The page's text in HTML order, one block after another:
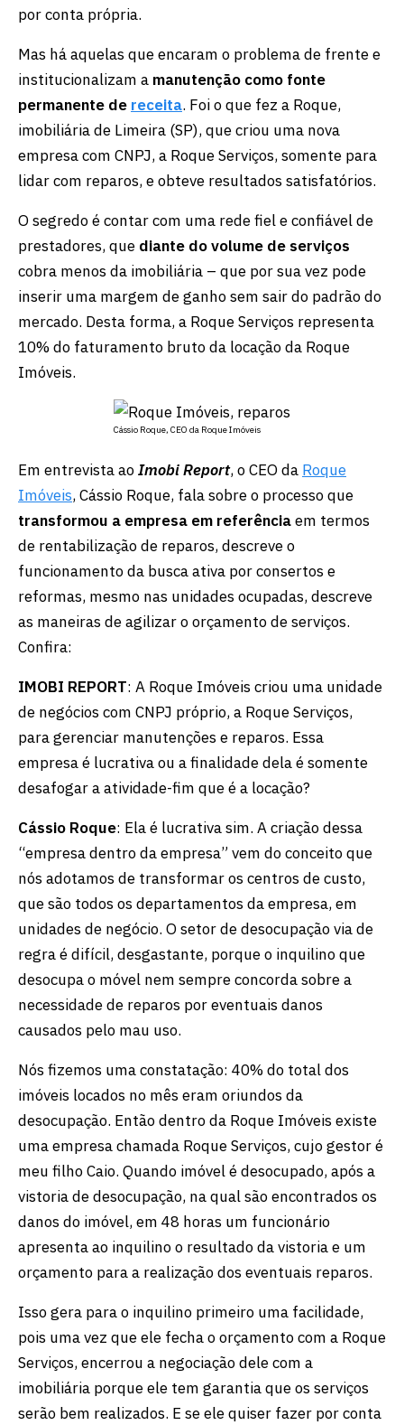
por conta própria.
Mas há aquelas que encaram o problema de frente e
institucionalizam a manutenção como fonte
permanente de receita. Foi o que fez a Roque,
imobiliária de Limeira (SP), que criou uma nova
empresa com CNPJ, a Roque Serviços, somente para
lidar com reparos, e obteve resultados satisfatórios.
O segredo é contar com uma rede fiel e confiável de
prestadores, que diante do volume de serviços
cobra menos da imobiliária – que por sua vez pode
inserir uma margem de ganho sem sair do padrão do
mercado. Desta forma, a Roque Serviços representa
10% do faturamento bruto da locação da Roque
Imóveis.
Cássio Roque, CEO da Roque Imóveis
Em entrevista aoImobi Report, o CEO da Roque
Imóveis, Cássio Roque, fala sobre o processo que
transformou a empresa em referênciaem termos
de rentabilização de reparos, descreve o
funcionamento da busca ativa por consertos e
reformas, mesmo nas unidades ocupadas, descreve
as maneiras de agilizar o orçamento de serviços.
Confira:
IMOBI REPORT: A Roque Imóveis criou uma unidade
de negócios com CNPJ próprio, a Roque Serviços,
para gerenciar manutenções e reparos. Essa
empresa é lucrativa ou a finalidade dela é somente
desafogar a atividade-fim que é a locação?
Cássio Roque: Ela é lucrativa sim. A criação dessa
“empresa dentro da empresa” vem do conceito que
nós adotamos de transformar os centros de custo,
que são todos os departamentos da empresa, em
unidades de negócio. O setor de desocupação via de
regra é difícil, desgastante, porque o inquilino que
desocupa o móvel nem sempre concorda sobre a
necessidade de reparos por eventuais danos
causados pelo mau uso.
Nós fizemos uma constatação: 40% do total dos
imóveis locados no mês eram oriundos da
desocupação. Então dentro da Roque Imóveis existe
uma empresa chamada Roque Serviços, cujo gestor é
meu filho Caio. Quando imóvel é desocupado, após a
vistoria de desocupação, na qual são encontrados os
danos do imóvel, em 48 horas um funcionário
apresenta ao inquilino o resultado da vistoria e um
orçamento para a realização dos eventuais reparos.
Isso gera para o inquilino primeiro uma facilidade,
pois uma vez que ele fecha o orçamento com a Roque
Serviços, encerrou a negociação dele com a
imobiliária porque ele tem garantia que os serviços
serão bem realizados. E se ele quiser fazer por conta